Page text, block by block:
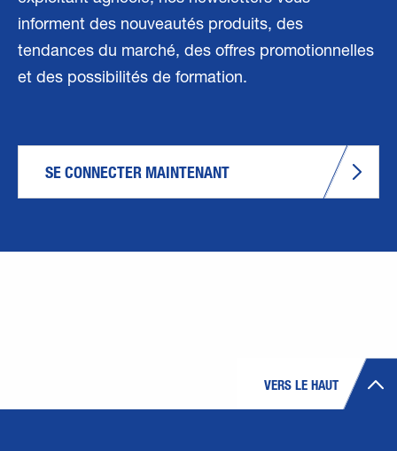
informent des nouveautés produits, des
tendances du marché, des offres promotionnelles
et des possibilités de formation.
SE CONNECTER MAINTENANT
VERS LE HAUT